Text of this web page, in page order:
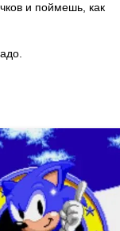
и поймешь, как